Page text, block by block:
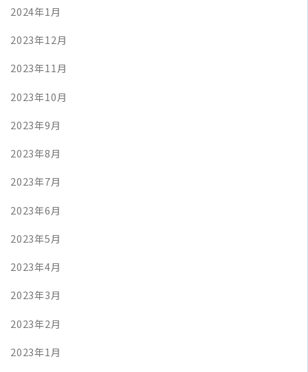
2024年1月
2023年12月
2023年11月
2023年10月
2023年9月
2023年8月
2023年7月
2023年6月
2023年5月
2023年4月
2023年3月
2023年2月
2023年1月